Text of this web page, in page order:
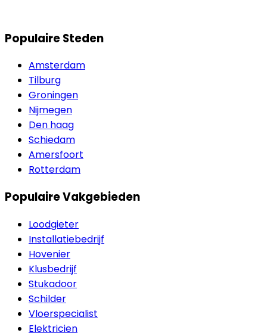
Populaire Steden
Amsterdam
Tilburg
Groningen
Nijmegen
Den haag
Schiedam
Amersfoort
Rotterdam
Populaire Vakgebieden
Loodgieter
Installatiebedrijf
Hovenier
Klusbedrijf
Stukadoor
Schilder
Vloerspecialist
Elektricien